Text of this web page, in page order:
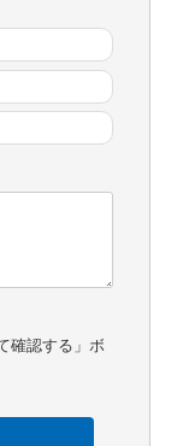
確認する」ボ